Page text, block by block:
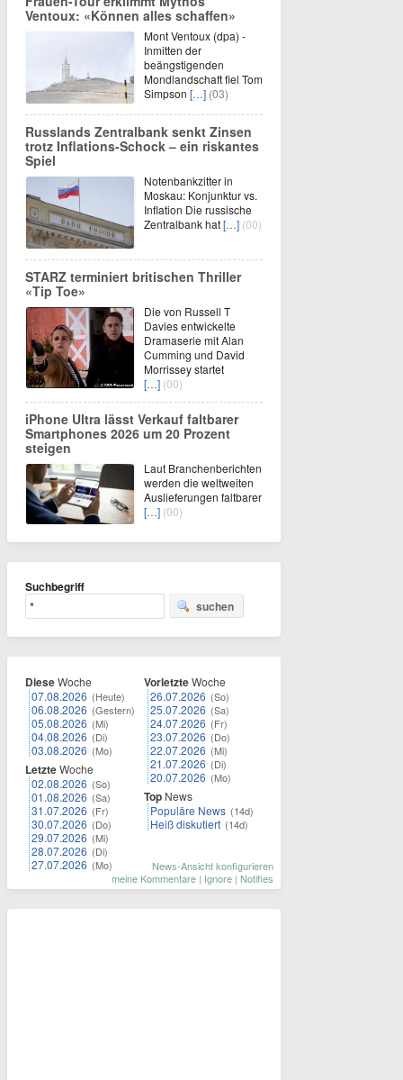
Ventoux: «Können alles schaffen»
Mont Ventoux (dpa) -
Inmitten der
beängstigenden
Mondlandschaft fiel Tom
Simpson […] (03)
Russlands Zentralbank senkt Zinsen
trotz Inflations-Schock – ein riskantes
Spiel
Notenbankzitter in
Moskau: Konjunktur vs.
Inflation Die russische
Zentralbank hat[…] (00)
STARZ terminiert britischen Thriller
«Tip Toe»
Die von Russell T
Davies entwickelte
Dramaserie mit Alan
Cumming und David
Morrissey startet
[…] (00)
iPhone Ultra lässt Verkauf faltbarer
Smartphones 2026 um 20 Prozent
steigen
Laut Branchenberichten
werden die weltweiten
Auslieferungen faltbarer
[…] (00)
Suchbegriff
suchen
DieseWoche
07.08.2026 (Heute)
06.08.2026 (Gestern)
05.08.2026 (Mi)
04.08.2026 (Di)
03.08.2026 (Mo)
LetzteWoche
02.08.2026 (So)
01.08.2026 (Sa)
31.07.2026 (Fr)
30.07.2026 (Do)
29.07.2026 (Mi)
28.07.2026 (Di)
27.07.2026 (Mo)
VorletzteWoche
26.07.2026 (So)
25.07.2026 (Sa)
24.07.2026 (Fr)
23.07.2026 (Do)
22.07.2026 (Mi)
21.07.2026 (Di)
20.07.2026 (Mo)
Top News
Populäre News (14d)
Heiß diskutiert (14d)
News-Ansicht konfigurieren
meine Kommentare | Ignore | Notifies